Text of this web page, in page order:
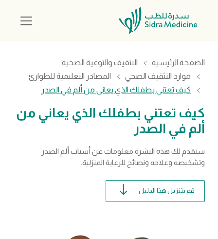
الصفحة الرئيسية
التثقيف والتوعية الصحية
موارد التثقيف الصحي
المصادر التعليمية للطوارئ
كيف تعتني بطفلك الذي يعاني من ألم في الصدر
كيف تعتني بطفلك الذي يعاني من
ألم في الصدر
ستقدم لك هذه النشرة معلومات عن أسباب ألم الصدر
وتشخيصه وعلاجه ونصائح للرعاية المنزلية.
قم بتنزيل هذا الدليل